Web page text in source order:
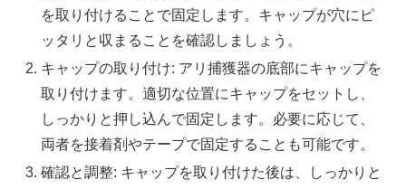
を取り付けることで固定します。キャップが穴にピ
ッタリと収まることを確認しましょう。
キャップの取り付け: アリ捕獲器の底部にキャップを
取り付けます。適切な位置にキャップをセットし、
しっかりと押し込んで固定します。必要に応じて、
両者を接着剤やテープで固定することも可能です。
確認と調整: キャップを取り付けた後は、しっかりと